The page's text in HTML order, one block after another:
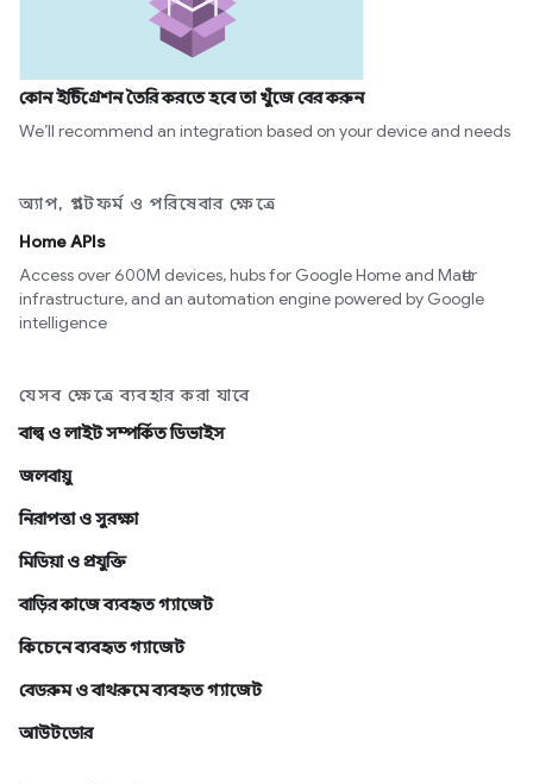
কোন ইন্টিগ্রেশন তৈরি করতে হবে তা খুঁজে বের করুন
We’ll recommend an integration based on your device and needs
অ্যাপ, প্ল্যাটফর্ম ও পরিষেবার ক্ষেত্রে
Home APIs
Access over 600M devices, hubs for Google Home and Matter
infrastructure, and an automation engine powered by Google
intelligence
যেসব ক্ষেত্রে ব্যবহার করা যাবে
বাল্ব ও লাইট সম্পর্কিত ডিভাইস
জলবায়ু
নিরাপত্তা ও সুরক্ষা
মিডিয়া ও প্রযুক্তি
বাড়ির কাজে ব্যবহৃত গ্যাজেট
কিচেনে ব্যবহৃত গ্যাজেট
বেডরুম ও বাথরুমে ব্যবহৃত গ্যাজেট
আউটডোর